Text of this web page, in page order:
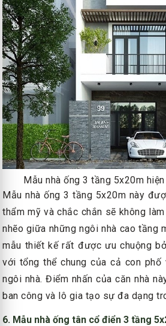
Mẫu nhà ống 3 tầng 5x20m
Mẫu nhà ống 3 tầng 5x20m này
thẩm mỹ và chắc chắn sẽ không
nhẽo giữa những ngôi nhà cao tầng
mẫu thiết kế rất được ưu chuộng
với tổng thể chung của cả con phố
ngôi nhà. Điểm nhấn của căn nhà
ban công và lô gia tạo sự đa dạng
6. Mẫu nhà ống tân cổ điển 3 tầng